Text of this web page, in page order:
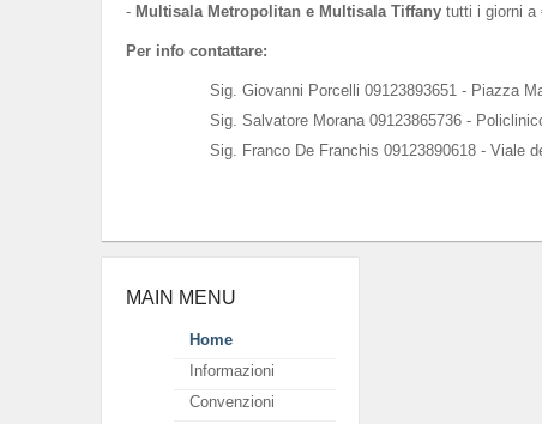
- Multisala Metropolitan e Multisala Tiffanytutti i giorni a
Per info contattare:
Sig. Giovanni Porcelli 09123893651 - Piazza
Sig. Salvatore Morana 09123865736 -
Sig. Franco De Franchis 09123890618 - Viale
MAIN MENU
Home
Informazioni
Convenzioni